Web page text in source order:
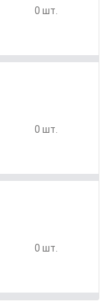
0 шт.
0 шт.
0 шт.